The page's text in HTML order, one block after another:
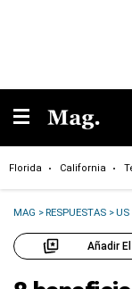
Florida California
MAG >RESPUESTAS >US
Añadir